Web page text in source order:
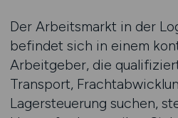
Der Arbeitsmarkt in der
befindet sich in einem
Arbeitgeber, die
Transport,
Lagersteuerung suchen,